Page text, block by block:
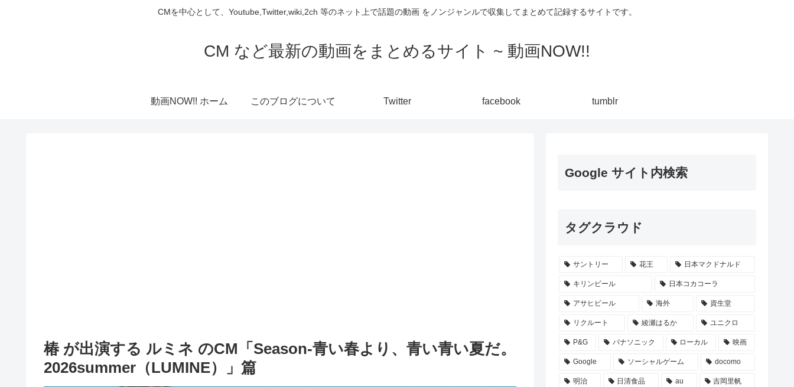
CMを中心として、Youtube,Twitter,wiki,2ch 等のネット上で話題の動画 をノンジャンルで収集してまとめて記録するサイトです。
CM など最新の動画をまとめるサイト ~ 動画NOW!!
動画NOW!! ホーム このブログについて Twitter facebook tumblr
椿 が出演する ルミネ のCM「Season-青い春より、青い青い夏だ。
2026summer（LUMINE）」篇
Google サイト内検索
タグクラウド
サントリー 花王 日本マクドナルド
キリンビール 日本コカコーラ
アサヒビール 海外 資生堂
リクルート 綾瀬はるか ユニクロ
P&G パナソニック ローカル 映画
Google ソーシャルゲーム docomo
明治 日清食品 au 吉岡里帆